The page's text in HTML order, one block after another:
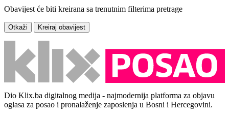
Obavijest će biti kreirana sa trenutnim filterima pretrage
Otkaži Kreiraj obavijest
Dio Klix.ba digitalnog medija - najmodernija platforma za objavu
oglasa za posao i pronalaženje zaposlenja u Bosni i Hercegovini.